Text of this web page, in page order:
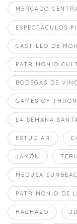
MERCADO
ESPECTÁCULOS
CASTILLO DE
PATRIMONIO
BODEGAS DE
GAMES OF
LA SEMANA
ESTUDIAR
JAMÓN
MEDUSA
PATRIMONIO DE
HACHAZO